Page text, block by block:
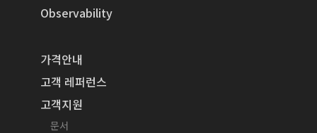
Observability
가격안내
고객 레퍼런스
고객지원
문서